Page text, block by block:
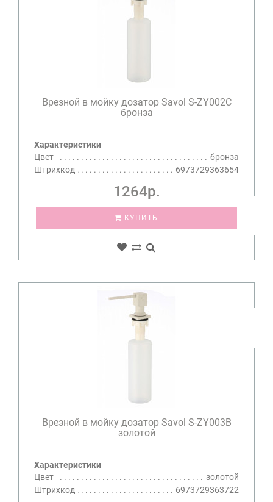
Врезной в мойку дозатор Savol S-ZY002C
бронза
Характеристики
Цвет
бронза
Штрихкод
6973729363654
1264р.
КУПИТЬ
Врезной в мойку дозатор Savol S-ZY003B
золотой
Характеристики
Цвет
золотой
Штрихкод
6973729363722